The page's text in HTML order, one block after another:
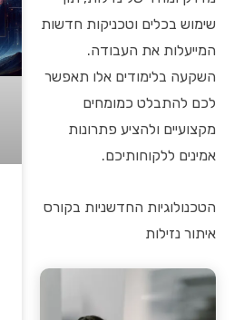
שימוש בכלים וטכניקות חדשות
המייעלות את העבודה.
השקעה בלימודים אלו תאפשר
לכם להתבלט כמומחים
מקצועיים ולהציע פתרונות
אמינים ללקוחותיכם.
הטכנולוגיות החדשניות בקורס
איתור נזילות